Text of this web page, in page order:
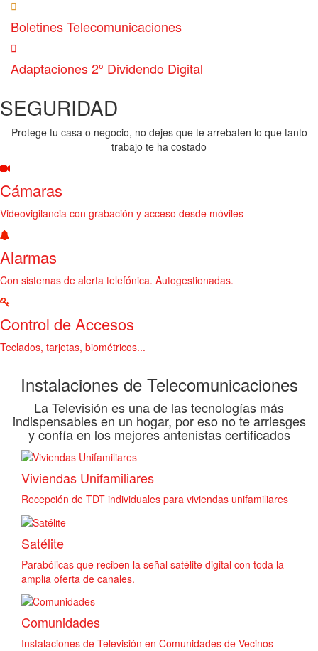
Boletines Telecomunicaciones
Adaptaciones 2º Dividendo Digital
SEGURIDAD
Protege tu casa o negocio, no dejes que te arrebaten lo que tanto
trabajo te ha costado
Cámaras
Videovigilancia con grabación y acceso desde móviles
Alarmas
Con sistemas de alerta telefónica. Autogestionadas.
Control de Accesos
Teclados, tarjetas, biométricos...
Instalaciones de Telecomunicaciones
La Televisión es una de las tecnologías más
indispensables en un hogar, por eso no te arriesges
y confía en los mejores antenistas certificados
Viviendas Unifamiliares
Recepción de TDT individuales para viviendas unifamiliares
Satélite
Parabólicas que reciben la señal satélite digital con toda la
amplia oferta de canales.
Comunidades
Instalaciones de Televisión en Comunidades de Vecinos